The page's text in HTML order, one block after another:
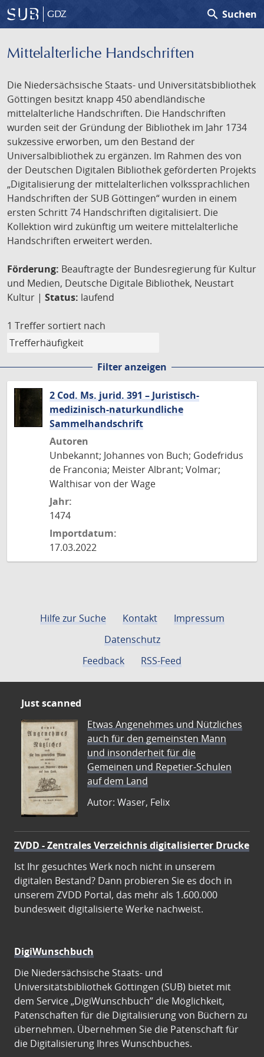
GDZ search Suchen
Mittelalterliche Handschriften
Die Niedersächsische Staats- und Universitätsbibliothek
Göttingen besitzt knapp 450 abendländische
mittelalterliche Handschriften. Die Handschriften
wurden seit der Gründung der Bibliothek im Jahr 1734
sukzessive erworben, um den Bestand der
Universalbibliothek zu ergänzen. Im Rahmen des von
der Deutschen Digitalen Bibliothek geförderten Projekts
„Digitalisierung der mittelalterlichen volkssprachlichen
Handschriften der SUB Göttingen“ wurden in einem
ersten Schritt 74 Handschriften digitalisiert. Die
Kollektion wird zukünftig um weitere mittelalterliche
Handschriften erweitert werden.
Förderung: Beauftragte der Bundesregierung für Kultur
und Medien, Deutsche Digitale Bibliothek, Neustart
Kultur | Status: laufend
1 Treffer sortiert nach
Filter anzeigen
2 Cod. Ms. jurid. 391 – Juristisch-
medizinisch-naturkundliche
Sammelhandschrift
Autoren
Unbekannt; Johannes von Buch; Godefridus
de Franconia; Meister Albrant; Volmar;
Walthisar von der Wage
Jahr:
1474
Importdatum:
17.03.2022
Hilfe zur Suche Kontakt
Impressum
Datenschutz
Feedback
RSS-Feed
Just scanned
Etwas Angenehmes und Nützliches
auch für den gemeinsten Mann
und insonderheit für die
Gemeinen und Repetier-Schulen
auf dem Land
Autor: Waser, Felix
ZVDD - Zentrales Verzeichnis digitalisierter Drucke
Ist Ihr gesuchtes Werk noch nicht in unserem
digitalen Bestand? Dann probieren Sie es doch in
unserem ZVDD Portal, das mehr als 1.600.000
bundesweit digitalisierte Werke nachweist.
DigiWunschbuch
Die Niedersächsische Staats- und
Universitätsbibliothek Göttingen (SUB) bietet mit
dem Service „DigiWunschbuch” die Möglichkeit,
Patenschaften für die Digitalisierung von Büchern zu
übernehmen. Übernehmen Sie die Patenschaft für
die Digitalisierung Ihres Wunschbuches.